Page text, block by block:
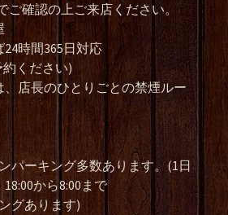
ご確認の上ご来店ください。
時間365日対応
ください)
店長のひとりごとの禁煙ルー
パーキング多数あります。(1日
から8:00まで
グあります)